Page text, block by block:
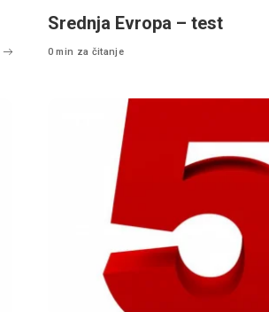
Srednja Evropa – test
0 min za čitanje